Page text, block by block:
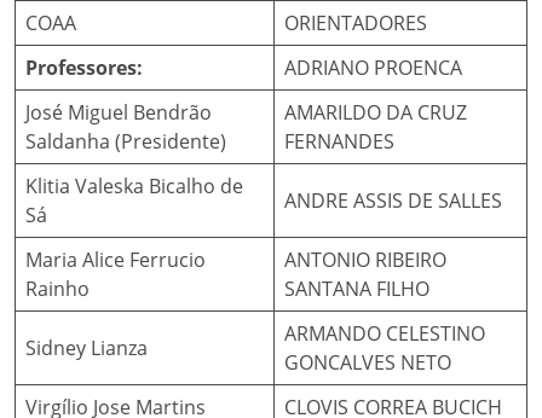
COAA
ORIENTADORES
Professores:
ADRIANO PROENCA
José Miguel Bendrão
Saldanha (Presidente)
AMARILDO DA CRUZ
FERNANDES
Klitia Valeska Bicalho de
Sá
ANDRE ASSIS DE SALLES
Maria Alice Ferrucio
Rainho
ANTONIO RIBEIRO
SANTANA FILHO
Sidney Lianza
ARMANDO CELESTINO
GONCALVES NETO
Virgílio Jose Martins
CLOVIS CORREA BUCICH